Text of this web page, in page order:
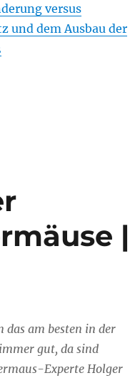
versus
und dem Ausbau der
|
das am besten in der
gut, da sind
Experte Holger